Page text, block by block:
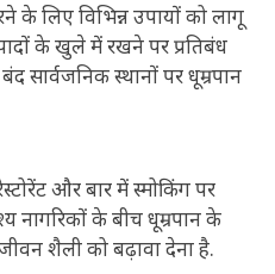
लिए विभिन्न उपायों को लागू
के खुले में रखने पर प्रतिबंध
सार्वजनिक स्थानों पर धूम्रपान
और बार में स्मोकिंग पर
नागरिकों के बीच धूम्रपान के
शैली को बढ़ावा देना है.